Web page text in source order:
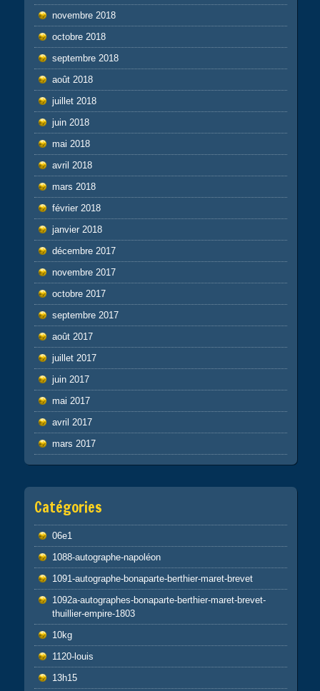
novembre 2018
octobre 2018
septembre 2018
août 2018
juillet 2018
juin 2018
mai 2018
avril 2018
mars 2018
février 2018
janvier 2018
décembre 2017
novembre 2017
octobre 2017
septembre 2017
août 2017
juillet 2017
juin 2017
mai 2017
avril 2017
mars 2017
Catégories
06e1
1088-autographe-napoléon
1091-autographe-bonaparte-berthier-maret-brevet
1092a-autographes-bonaparte-berthier-maret-brevet-
thuillier-empire-1803
10kg
1120-louis
13h15